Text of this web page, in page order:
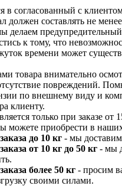
в согласованный с
должен составлять не
делаем
к тому, что
времени может
товара внимательно
повреждений.
по внешнему виду и
клиенту.
только при заказе от
можете приобрести в
до 10 кг - мы
от 10 кг до 50 кг - мы
более 50 кг - просим
своими силами.